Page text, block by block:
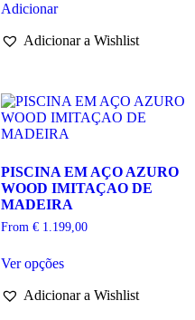
Adicionar
Adicionar a Wishlist
PISCINA EM AÇO AZURO
WOOD IMITAÇAO DE
MADEIRA
From €1.199,00
Ver opçõesproduct
multiple
Adicionar a Wishlist